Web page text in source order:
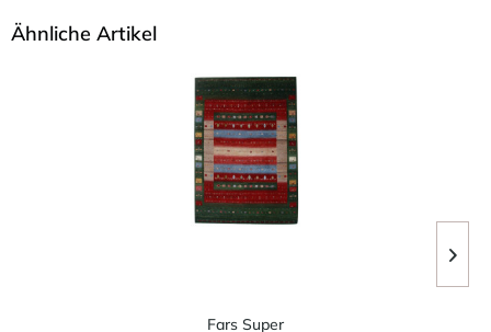
Ähnliche Artikel
Fars Super